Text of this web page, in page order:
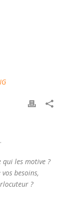
qui les motive ?
besoins,
?